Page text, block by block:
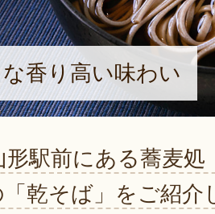
香り高い味わい
形駅前にある蕎麦処
乾そば」をご紹介